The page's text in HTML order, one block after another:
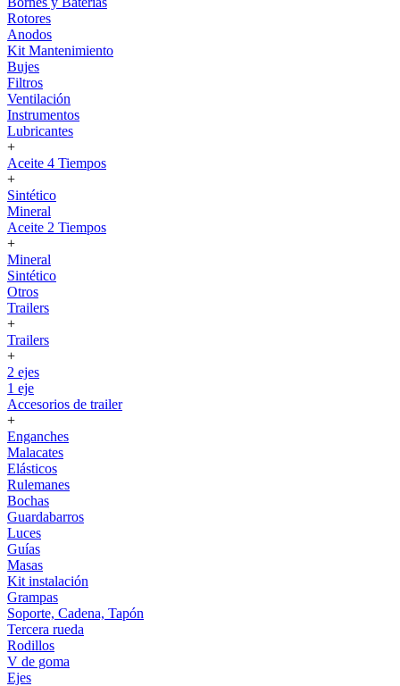
Rotores
Anodos
Kit Mantenimiento
Bujes
Filtros
Ventilación
Instrumentos
Lubricantes
+
Aceite 4 Tiempos
+
Sintético
Mineral
Aceite 2 Tiempos
+
Mineral
Sintético
Otros
Trailers
+
Trailers
+
2 ejes
1 eje
Accesorios de trailer
+
Enganches
Malacates
Elásticos
Rulemanes
Bochas
Guardabarros
Luces
Guías
Masas
Kit instalación
Grampas
Soporte, Cadena, Tapón
Tercera rueda
Rodillos
V de goma
Ejes